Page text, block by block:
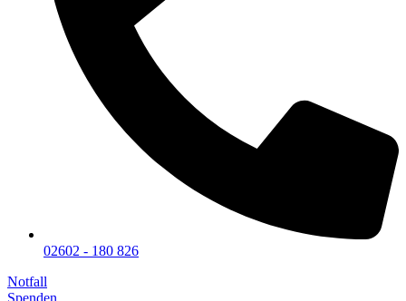
02602 - 180 826
Notfall